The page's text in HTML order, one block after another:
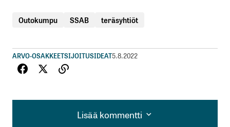
Outokumpu SSAB teräsyhtiöt
ARVO-OSAKKEETSIJOITUSIDEAT5.8.2022
Lisää kommentti